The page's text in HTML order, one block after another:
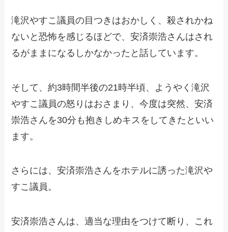
滝沢やすこ議員の目つきはおかしく、殺されかね
ないと恐怖を感じるほどで、安済崇浩さんはされ
るがままになるしかなかったと話しています。
そして、約3時間半後の21時半頃、ようやく滝沢
やすこ議員の怒りはおさまり、今度は突然、安済
崇浩さんを30分も抱きしめキスをしてきたといい
ます。
さらには、安済崇浩さんをホテルに誘った滝沢や
すこ議員。
安済崇浩さんは、適当な理由をつけて断り、これ